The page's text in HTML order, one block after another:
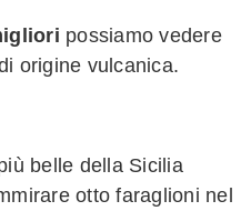
possiamo vedere
origine vulcanica.
belle della Sicilia
otto faraglioni nel